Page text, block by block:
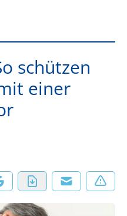
schützen
einer